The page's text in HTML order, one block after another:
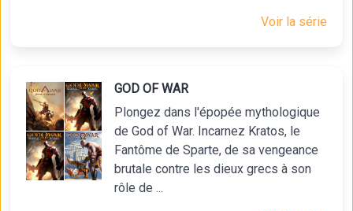
Voir la série
GOD OF WAR
Plongez dans l'épopée mythologique
de God of War. Incarnez Kratos, le
Fantôme de Sparte, de sa vengeance
brutale contre les dieux grecs à son
rôle de ...